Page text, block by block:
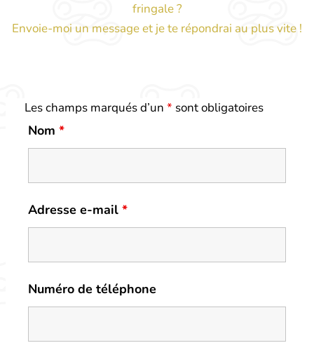
fringale ?
Envoie-moi un message et je te répondrai au plus vite !
Les champs marqués d’un * sont obligatoires
Nom *
Adresse e-mail *
Numéro de téléphone